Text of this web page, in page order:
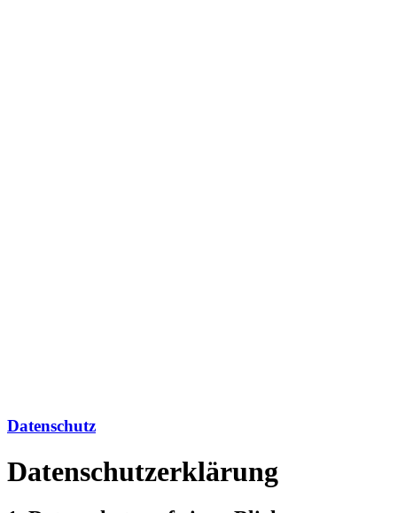
Datenschutz
Datenschutz­erklärung